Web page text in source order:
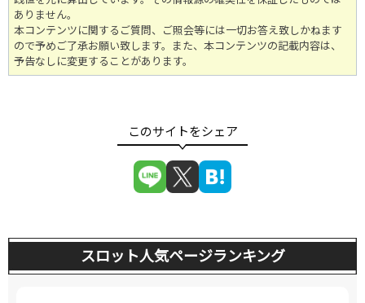
ありません。
本コンテンツに関するご質問、ご照会等には一切お答え致しかねます
ので予めご了承お願い致します。また、本コンテンツの記載内容は、
予告なしに変更することがあります。
スロット人気ページランキング